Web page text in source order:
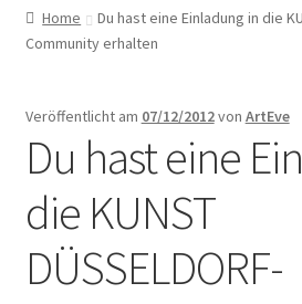
Pinsel
Leinwände
Zeichnen/Kolorieren
Home
Du hast eine Einladung in die
Community erhalten
Veröffentlicht am 07/12/2012von ArtEve
Du hast eine
die KUNST
DÜSSELDORF-